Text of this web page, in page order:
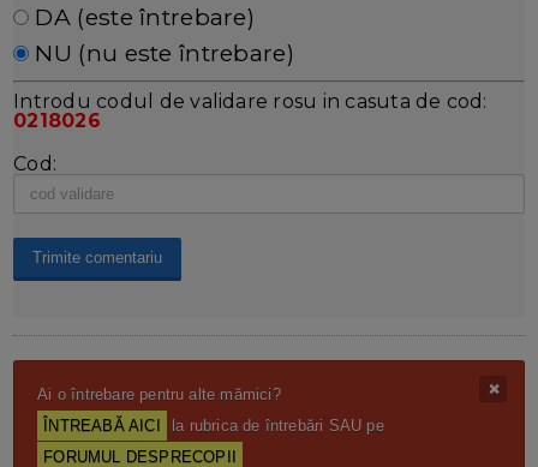
DA (este întrebare)
NU (nu este întrebare)
Introdu codul de validare rosu in casuta de cod:
0218026
Cod:
Ai o întrebare pentru alte mămici?
ÎNTREABĂ AICI
la rubrica de întrebări SAU pe
FORUMUL DESPRECOPII